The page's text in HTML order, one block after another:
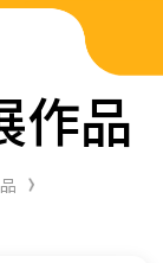
作品